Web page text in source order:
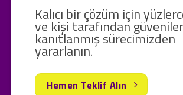
Kalıcı bir çözüm için
ve kişi tarafından
kanıtlanmış sürecimizden
yararlanın.
Hemen Teklif Alın